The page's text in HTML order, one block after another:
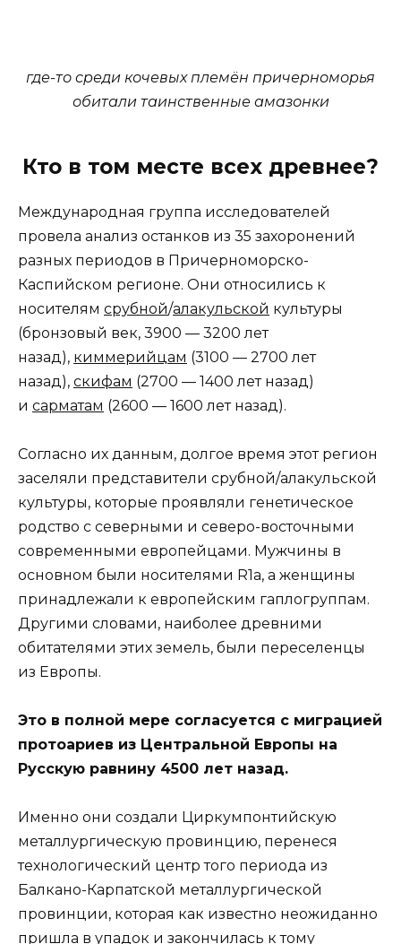
где-то среди кочевых племён причерноморья
обитали таинственные амазонки
Кто в том месте всех древнее?
Международная группа исследователей
провела анализ останков из 35 захоронений
разных периодов в Причерноморско-
Каспийском регионе. Они относились к
носителям срубной/алакульской культуры
(бронзовый век, 3900 — 3200 лет
назад), киммерийцам (3100 — 2700 лет
назад), скифам (2700 — 1400 лет назад)
и сарматам (2600 — 1600 лет назад).
Согласно их данным, долгое время этот регион
заселяли представители срубной/алакульской
культуры, которые проявляли генетическое
родство с северными и северо-восточными
современными европейцами. Мужчины в
основном были носителями R1a, а женщины
принадлежали к европейским гаплогруппам.
Другими словами, наиболее древними
обитателями этих земель, были переселенцы
из Европы.
Это в полной мере согласуется с миграцией
протоариев из Центральной Европы на
Русскую равнину 4500 лет назад.
Именно они создали Циркумпонтийскую
металлургическую провинцию, перенеся
технологический центр того периода из
Балкано-Карпатской металлургической
провинции, которая как известно неожиданно
пришла в упадок и закончилась к тому